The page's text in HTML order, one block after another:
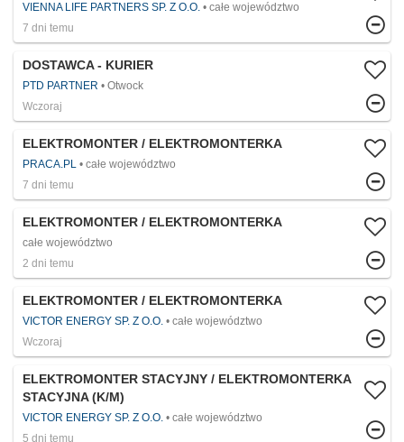
VIENNA LIFE PARTNERS SP. Z O.O.
całe województwo
7 dni temu
DOSTAWCA - KURIER
PTD PARTNER
Otwock
Wczoraj
ELEKTROMONTER / ELEKTROMONTERKA
PRACA.PL
całe województwo
7 dni temu
ELEKTROMONTER / ELEKTROMONTERKA
całe województwo
2 dni temu
ELEKTROMONTER / ELEKTROMONTERKA
VICTOR ENERGY SP. Z O.O.
całe województwo
Wczoraj
ELEKTROMONTER STACYJNY / ELEKTROMONTERKA
STACYJNA (K/M)
VICTOR ENERGY SP. Z O.O.
całe województwo
5 dni temu